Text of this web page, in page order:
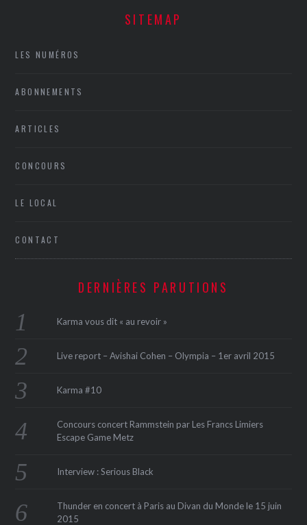
SITEMAP
LES NUMÉROS
ABONNEMENTS
ARTICLES
CONCOURS
LE LOCAL
CONTACT
DERNIÈRES PARUTIONS
Karma vous dit « au revoir »
Live report – Avishai Cohen – Olympia – 1er avril 2015
Karma #10
Concours concert Rammstein par Les Francs Limiers
Escape Game Metz
Interview : Serious Black
Thunder en concert à Paris au Divan du Monde le 15 juin
2015